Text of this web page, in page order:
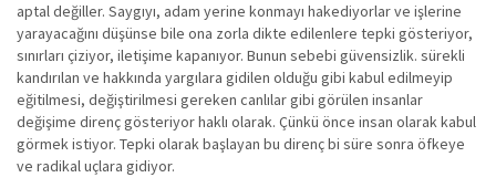
aptal değiller. Saygıyı, adam yerine konmayı hakediyorlar ve işlerine
yarayacağını düşünse bile ona zorla dikte edilenlere tepki gösteriyor,
sınırları çiziyor, iletişime kapanıyor. Bunun sebebi güvensizlik. sürekli
kandırılan ve hakkında yargılara gidilen olduğu gibi kabul edilmeyip
eğitilmesi, değiştirilmesi gereken canlılar gibi görülen insanlar
değişime direnç gösteriyor haklı olarak. Çünkü önce insan olarak kabul
görmek istiyor. Tepki olarak başlayan bu direnç bi süre sonra öfkeye
ve radikal uçlara gidiyor.